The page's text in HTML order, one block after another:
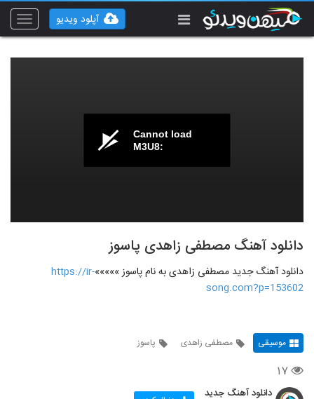
Toggle
آپلود ویدیو
Cannot load
M3U8:
دانلود آهنگ مصطفی زاهدی پاسوز
دانلود آهنگ جدید مصطفی زاهدی به نام پاسوز »»»»»https://ir-
song.com?p=153602
موسیقی مصطفی زاهدی پاسوز
۱۷
دانلود آهنگ جدید